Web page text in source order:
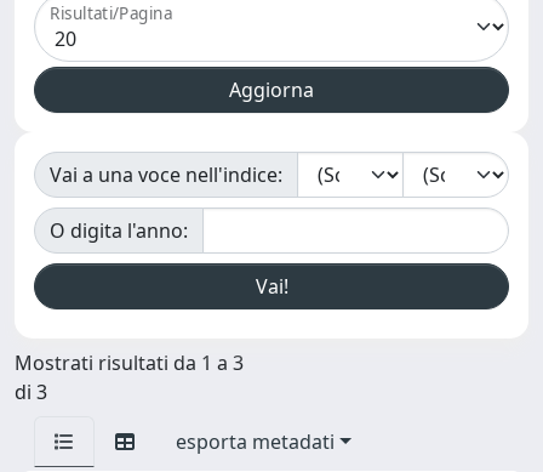
Risultati/Pagina
Vai a una voce nell'indice:
O digita l'anno:
Mostrati risultati da 1 a 3
di 3
esporta metadati